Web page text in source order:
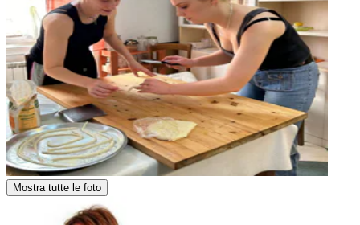
Mostra tutte le foto